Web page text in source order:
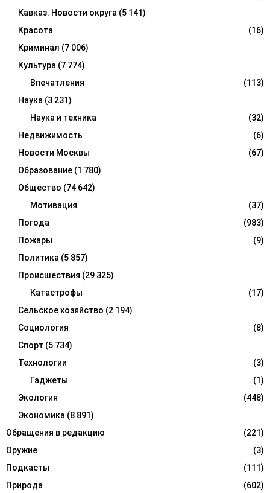
Кавказ. Новости округа (5 141)
Красота
(16)
Криминал (7 006)
Культура (7 774)
Впечатления
(113)
Наука (3 231)
Наука и техника
(32)
Недвижимость
(6)
Новости Москвы
(67)
Образование (1 780)
Общество (74 642)
Мотивация
(37)
Погода
(983)
Пожары
(9)
Политика (5 857)
Происшествия (29 325)
Катастрофы
(17)
Сельское хозяйство (2 194)
Социология
(8)
Спорт (5 734)
Технологии
(3)
Гаджеты
(1)
Экология
(448)
Экономика (8 891)
Обращения в редакцию
(221)
Оружие
(3)
Подкасты
(111)
Природа
(602)